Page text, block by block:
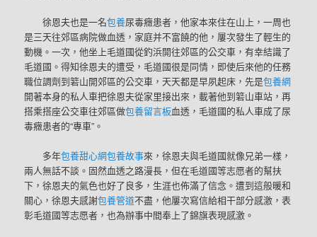
徐恩夫也是一名包養尿毒癥患者，他家本來住在山上，一周也
是三天往郊區病院做血透，家庭并不富饒的他，屢次發生了輕生的
動機。一次，他坐上毛道國從釣浜開往郊區的公交車，有幸結識了
毛道國。得知徐恩夫的遭受，毛道國很是同情，即使后來他的任務
職位調劑到箬山開郊區的公交車，天天都是早夙起床，先是包養網
開著本身的私人車把徐恩夫從家里接出來，載著他到箬山車站，再
搭乘搭座公交車往郊區做包養留言板血透，毛道國的私人車成了尿
毒癥患者的“專車”。
多年包養甜心網包養故事來，徐恩夫與毛道國就像兄弟一樣，
兩人無話不談。固然血透之路漫長，但在毛道國等志愿者的幫扶
下，徐恩夫的氣色也好了良多，生涯也佈滿了信念。遭到這般暖和
關心，徐恩夫感謝包養管道不盡，他屢次寫信給相干部分感激，表
彰毛道國等志愿者，也為辦事中間奉上了錦旗表現感激。